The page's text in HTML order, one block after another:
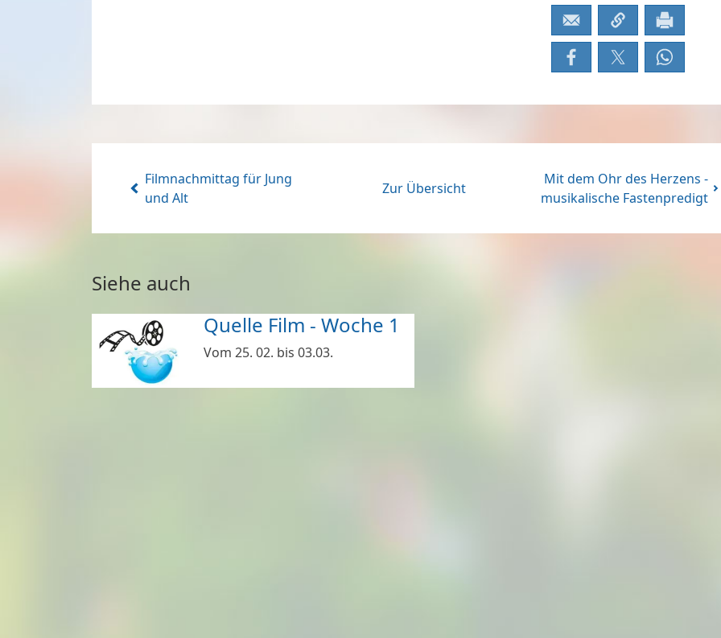
Filmnachmittag für Jung
und Alt
Zur Übersicht
Mit dem Ohr des Herzens -
musikalische Fastenpredigt
Siehe auch
Quelle Film - Woche 1
Vom 25. 02. bis 03.03.